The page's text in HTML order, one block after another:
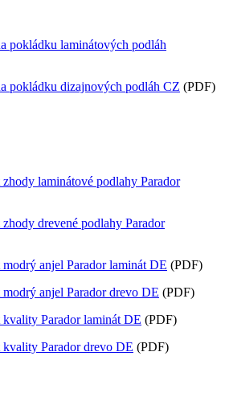
pokládku laminátových podláh
pokládku dizajnových podláh CZ (PDF)
laminátové podlahy Parador
drevené podlahy Parador
anjel Parador laminát DE (PDF)
anjel Parador drevo DE (PDF)
Parador laminát DE (PDF)
Parador drevo DE (PDF)